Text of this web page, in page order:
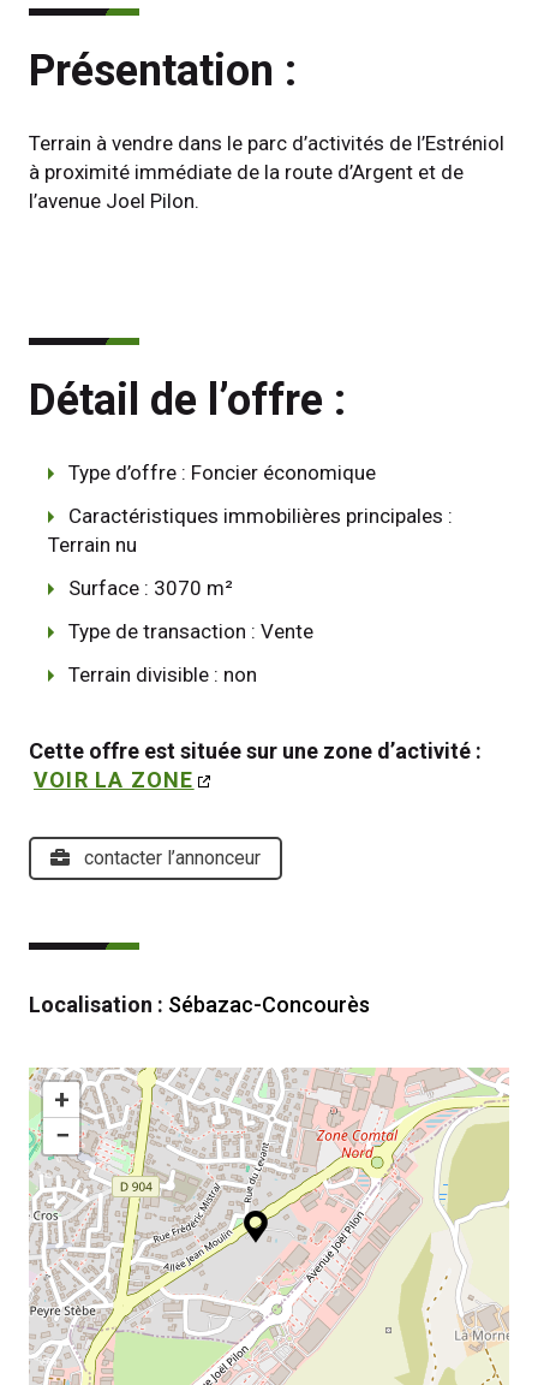
Présentation :
Terrain à vendre dans le parc d’activités de l’Estréniol
à proximité immédiate de la route d’Argent et de
l’avenue Joel Pilon.
Détail de l’offre :
Type d’offre : Foncier économique
Caractéristiques immobilières principales :
Terrain nu
Surface : 3070 m²
Type de transaction : Vente
Terrain divisible : non
VOIR LA ZONE
contacter l’annonceur
Localisation : Sébazac-Concourès
+
−